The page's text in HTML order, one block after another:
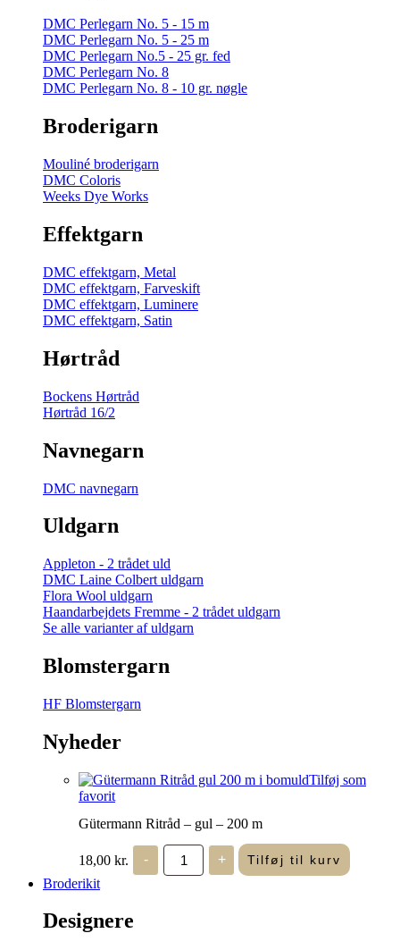
DMC Perlegarn No. 5 - 15 m
DMC Perlegarn No. 5 - 25 m
DMC Perlegarn No.5 - 25 gr. fed
DMC Perlegarn No. 8
DMC Perlegarn No. 8 - 10 gr. nøgle
Broderigarn
Mouliné broderigarn
DMC Coloris
Weeks Dye Works
Effektgarn
DMC effektgarn, Metal
DMC effektgarn, Farveskift
DMC effektgarn, Luminere
DMC effektgarn, Satin
Hørtråd
Bockens Hørtråd
Hørtråd 16/2
Navnegarn
DMC navnegarn
Uldgarn
Appleton - 2 trådet uld
DMC Laine Colbert uldgarn
Flora Wool uldgarn
Haandarbejdets Fremme - 2 trådet uldgarn
Se alle varianter af uldgarn
Blomstergarn
HF Blomstergarn
Nyheder
Tilføj som
favorit
Gütermann Ritråd – gul – 200 m
18,00 kr. -
Gütermann
Ritråd
-
+ Tilføj til kurv
Broderikit
Designere